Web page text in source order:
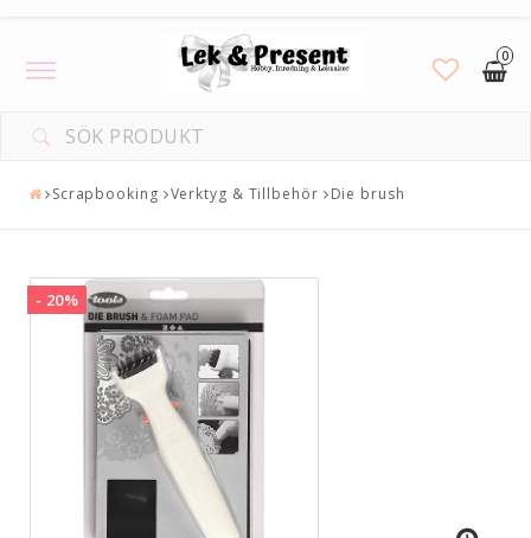
0
Toggle
navigation
Scrapbooking Verktyg & Tillbehör Die brush
- 20%